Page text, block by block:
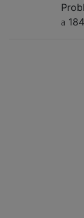
184